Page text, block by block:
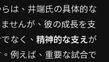
は、井端氏の具体的な
せんが、彼の成長を支
なく、 精神的な支えが
例えば、重要な試合で